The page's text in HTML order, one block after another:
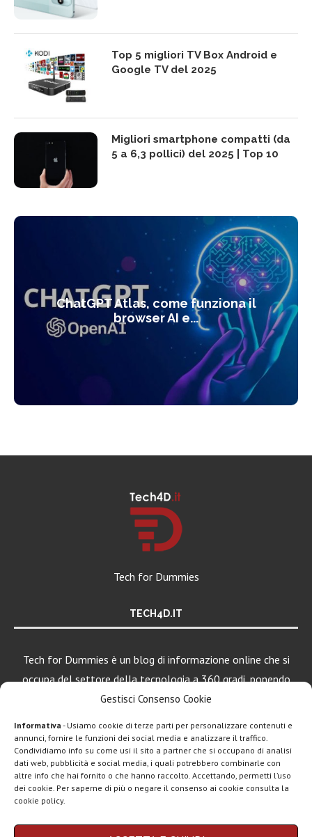
Gestisci Consenso Cookie
Informativa - Usiamo cookie di terze parti per personalizzare contenuti e
annunci, fornire le funzioni dei social media e analizzare il traffico.
Condividiamo info su come usi il sito a partner che si occupano di analisi
dati web, pubblicità e social media, i quali potrebbero combinarle con
altre info che hai fornito o che hanno raccolto. Accettando, permetti l’uso
dei cookie. Per saperne di più o negare il consenso ai cookie consulta la
cookie policy.
Top 5 migliori TV Box Android e
Google TV del 2025
Migliori smartphone compatti (da
5 a 6,3 pollici) del 2025 | Top 10
ChatGPT Atlas, come funziona il
browser AI e...
Tech for Dummies
TECH4D.IT
Tech for Dummies è un blog di informazione online che si
occupa del settore della tecnologia a 360 gradi, ponendo
una particolare attenzione al mondo Android, Apple e
Chi siamo Contatti Disclaimer Privacy policy
LEGGI ANCHE
Motorola rinnova